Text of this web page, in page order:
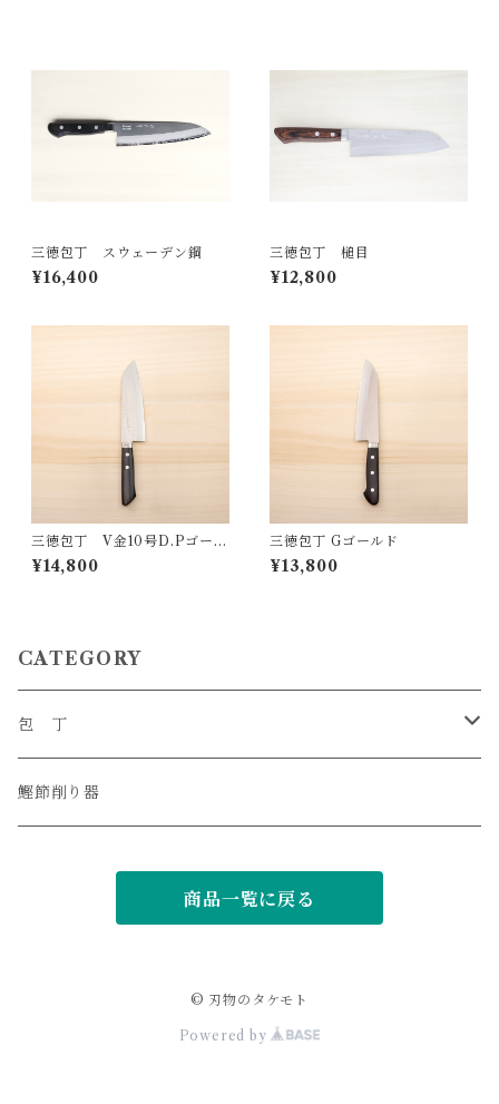
三徳包丁 スウェーデン鋼
¥16,400
三徳包丁 槌目
¥12,800
三徳包丁 V金10号D.Pゴール
ド
¥14,800
三徳包丁 Gゴールド
¥13,800
CATEGORY
包 丁
三徳
鰹節削り器
商品一覧に戻る
© 刃物のタケモト
Powered by